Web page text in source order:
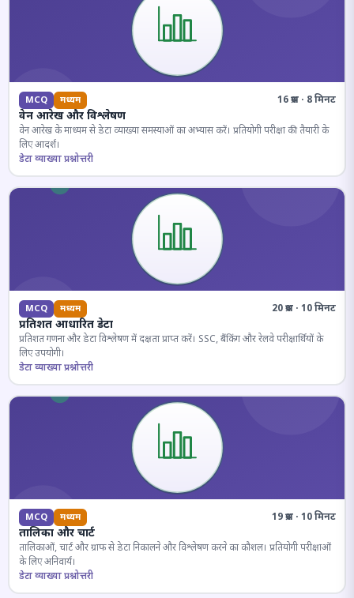
MCQ मध्यम 16 प्रश्न · 8 मिनट
वेन आरेख और विश्लेषण
वेन आरेख के माध्यम से डेटा व्याख्या समस्याओं का अभ्यास करें। प्रतियोगी परीक्षा की तैयारी के
लिए आदर्श।
डेटा व्याख्या प्रश्नोत्तरी
MCQ मध्यम 20 प्रश्न · 10 मिनट
प्रतिशत आधारित डेटा
प्रतिशत गणना और डेटा विश्लेषण में दक्षता प्राप्त करें। SSC, बैंकिंग और रेलवे परीक्षार्थियों के
लिए उपयोगी।
डेटा व्याख्या प्रश्नोत्तरी
MCQ मध्यम 19 प्रश्न · 10 मिनट
तालिका और चार्ट
तालिकाओं, चार्ट और ग्राफ से डेटा निकालने और विश्लेषण करने का कौशल। प्रतियोगी परीक्षाओं
के लिए अनिवार्य।
डेटा व्याख्या प्रश्नोत्तरी